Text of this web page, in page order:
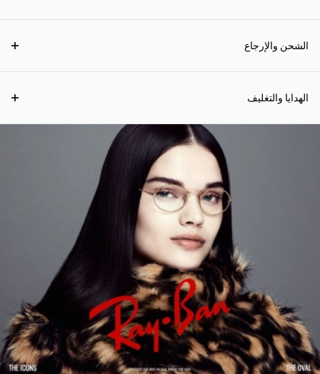
الشحن والإرجاع
الهدايا والتغليف